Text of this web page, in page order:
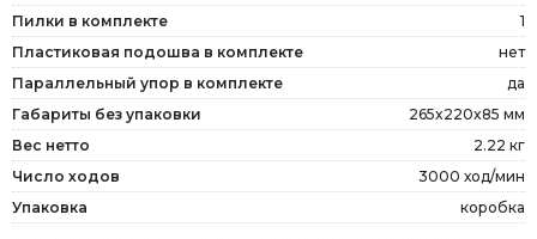
Пилки в комплекте
1
Пластиковая подошва в комплекте
нет
Параллельный упор в комплекте
да
Габариты без упаковки
265x220x85 мм
Вес нетто
2.22 кг
Число ходов
3000 ход/мин
Упаковка
коробка